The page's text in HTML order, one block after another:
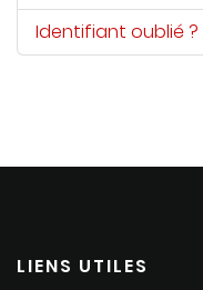
Identifiant oublié ?
LIENS UTILES